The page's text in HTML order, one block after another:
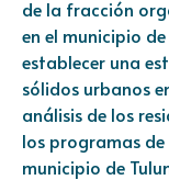
de la fracción
en el municipio
establecer una
sólidos urbanos
análisis de los
los programas
municipio de